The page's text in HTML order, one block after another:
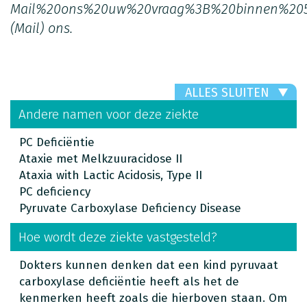
(Mail) ons.
ALLES SLUITEN
Andere namen voor deze ziekte
PC Deficiëntie
Ataxie met Melkzuuracidose II
Ataxia with Lactic Acidosis, Type II
PC deficiency
Pyruvate Carboxylase Deficiency Disease
Hoe wordt deze ziekte vastgesteld?
Dokters kunnen denken dat een kind pyruvaat
carboxylase deficiëntie heeft als het de
kenmerken heeft zoals die hierboven staan. Om